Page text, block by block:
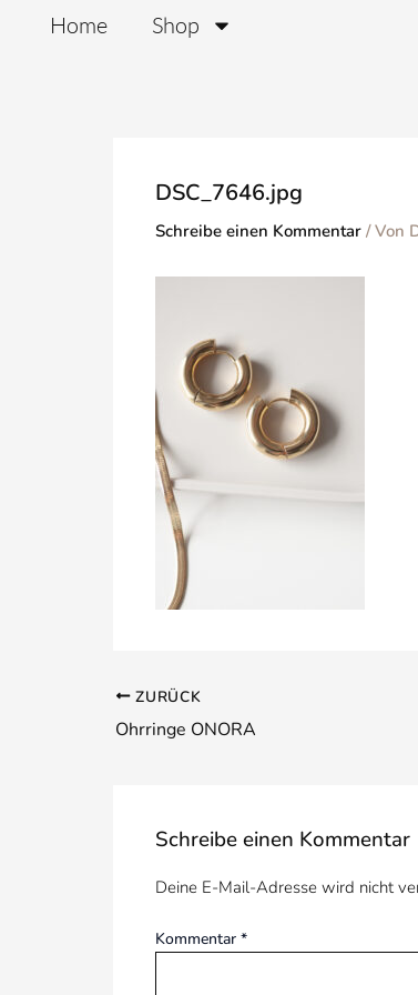
Home Shop
DSC_7646.jpg
Schreibe einen Kommentar / Von
ZURÜCK
Ohrringe ONORA
Schreibe einen Kommentar
Deine E-Mail-Adresse wird nicht
Kommentar *